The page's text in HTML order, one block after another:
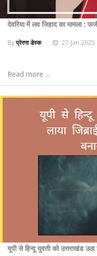
देवरिया में लव जिहाद का मामला :
Byप्रेरणा डेस्क 27-Jan-2025
Read more ...
यूपी से हिन्दू युवती को उत्तराखंड